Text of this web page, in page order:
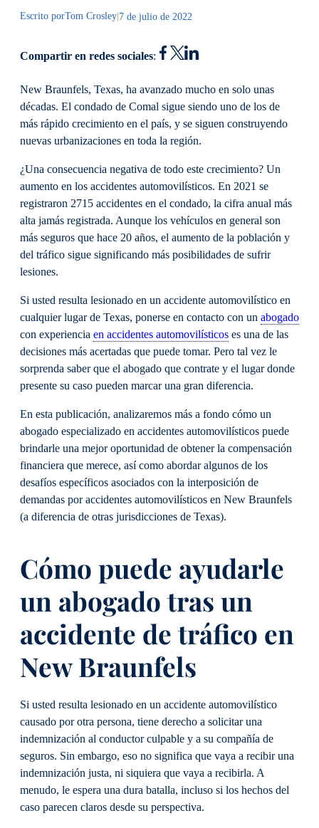
Escrito porTom Crosley|7 de julio de 2022
Compartir en redes sociales:
New Braunfels, Texas, ha avanzado mucho en solo unas
décadas. El condado de Comal sigue siendo uno de los de
más rápido crecimiento en el país, y se siguen construyendo
nuevas urbanizaciones en toda la región.
¿Una consecuencia negativa de todo este crecimiento? Un
aumento en los accidentes automovilísticos. En 2021 se
registraron 2715 accidentes en el condado, la cifra anual más
alta jamás registrada. Aunque los vehículos en general son
más seguros que hace 20 años, el aumento de la población y
del tráfico sigue significando más posibilidades de sufrir
lesiones.
Si usted resulta lesionado en un accidente automovilístico en
cualquier lugar de Texas, ponerse en contacto con un abogado
con experiencia en accidentes automovilísticos es una de las
decisiones más acertadas que puede tomar. Pero tal vez le
sorprenda saber que el abogado que contrate y el lugar donde
presente su caso pueden marcar una gran diferencia.
En esta publicación, analizaremos más a fondo cómo un
abogado especializado en accidentes automovilísticos puede
brindarle una mejor oportunidad de obtener la compensación
financiera que merece, así como abordar algunos de los
desafíos específicos asociados con la interposición de
demandas por accidentes automovilísticos en New Braunfels
(a diferencia de otras jurisdicciones de Texas).
Cómo puede ayudarle
un abogado tras un
accidente de tráfico en
New Braunfels
Si usted resulta lesionado en un accidente automovilístico
causado por otra persona, tiene derecho a solicitar una
indemnización al conductor culpable y a su compañía de
seguros. Sin embargo, eso no significa que vaya a recibir una
indemnización justa, ni siquiera que vaya a recibirla. A
menudo, le espera una dura batalla, incluso si los hechos del
caso parecen claros desde su perspectiva.